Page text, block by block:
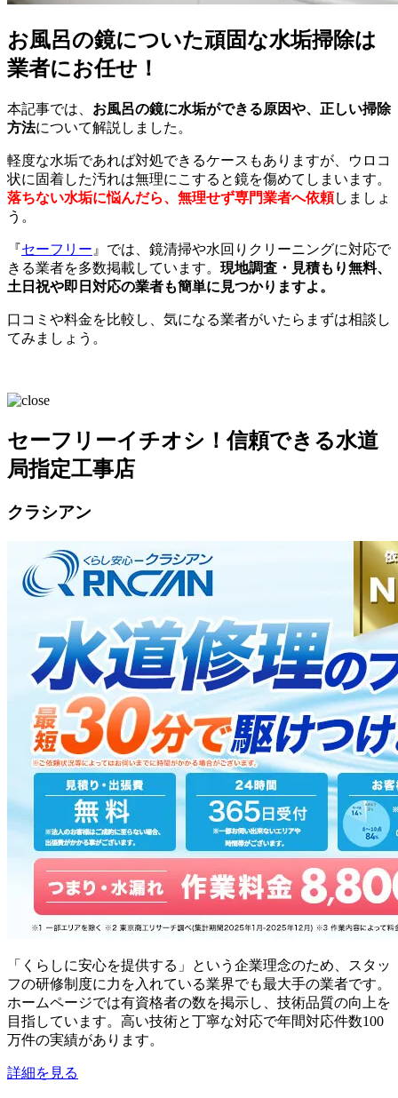
お風呂の鏡についた頑固な水垢掃除は
業者にお任せ！
本記事では、 お風呂の鏡に水垢ができる原因や、正しい掃除
方法について解説しました。
軽度な水垢であれば対処できるケースもありますが、ウロコ
状に固着した汚れは無理にこすると鏡を傷めてしまいます。
落ちない水垢に悩んだら、無理せず専門業者へ依頼しましょ
う。
『セーフリー 』では、鏡清掃や水回りクリーニングに対応で
きる業者を多数掲載しています。 現地調査・見積もり無料、
土日祝や即日対応の業者も簡単に見つかりますよ。
口コミや料金を比較し、気になる業者がいたらまずは相談し
てみましょう。
セーフリーイチオシ！信頼できる水道
局指定工事店
クラシアン
「くらしに安心を提供する」という企業理念のため、スタッ
フの研修制度に力を入れている業界でも最大手の業者です。
ホームページでは有資格者の数を掲示し、技術品質の向上を
目指しています。高い技術と丁寧な対応で年間対応件数100
万件の実績があります。
詳細を見る